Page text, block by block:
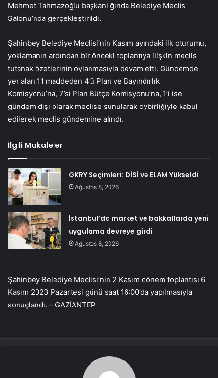
Mehmet Tahmazoğlu başkanlığında Belediye Meclis
Salonu’nda gerçekleştirildi.
Şahinbey Belediye Meclisi’nin Kasım ayındaki ilk oturumu,
yoklamanın ardından bir önceki toplantıya ilişkin meclis
tutanak özetlerinin oylanmasıyla devam etti. Gündemde
yer alan 11 maddeden 4’ü Plan ve Bayındırlık
Komisyonu’na, 7’si Plan Bütçe Komisyonu’na, 1’i ise
gündem dışı olarak meclise sunularak oybirliğiyle kabul
edilerek meclis gündemine alındı.
İlgili Makaleler
GKRY Seçimleri: DİSİ ve ELAM Yükseldi
Ağustos 8, 2026
İstanbul’da market ve bakkallarda yeni
uygulama devreye girdi
Ağustos 8, 2026
Şahinbey Belediye Meclisi’nin 2 Kasım dönem toplantısı 6
Kasım 2023 Pazartesi günü saat 16:00’da yapılmasıyla
sonuçlandı. – GAZİANTEP